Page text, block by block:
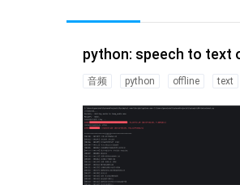
python: speech to text
音频 python offline text